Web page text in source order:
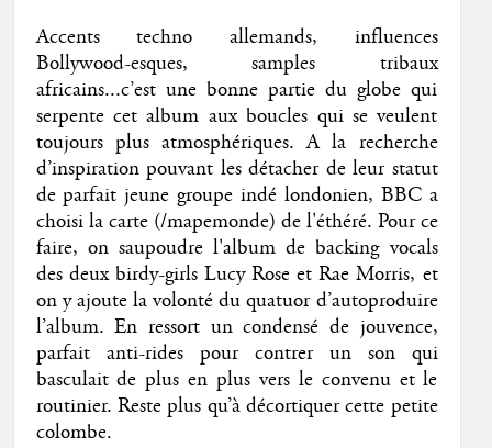
Accents techno allemands, influences
Bollywood-esques, samples tribaux
africains...c’est une bonne partie du globe qui
serpente cet album aux boucles qui se veulent
toujours plus atmosphériques. A la recherche
d’inspiration pouvant les détacher de leur statut
de parfait jeune groupe indé londonien, BBC a
choisi la carte (/mapemonde) de l'éthéré. Pour ce
faire, on saupoudre l'album de backing vocals
des deux birdy-girls Lucy Rose et Rae Morris, et
on y ajoute la volonté du quatuor d’autoproduire
l’album. En ressort un condensé de jouvence,
parfait anti-rides pour contrer un son qui
basculait de plus en plus vers le convenu et le
routinier. Reste plus qu’à décortiquer cette petite
colombe.